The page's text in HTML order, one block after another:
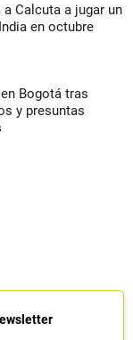
Calcuta a jugar un
en octubre
Bogotá tras
y presuntas